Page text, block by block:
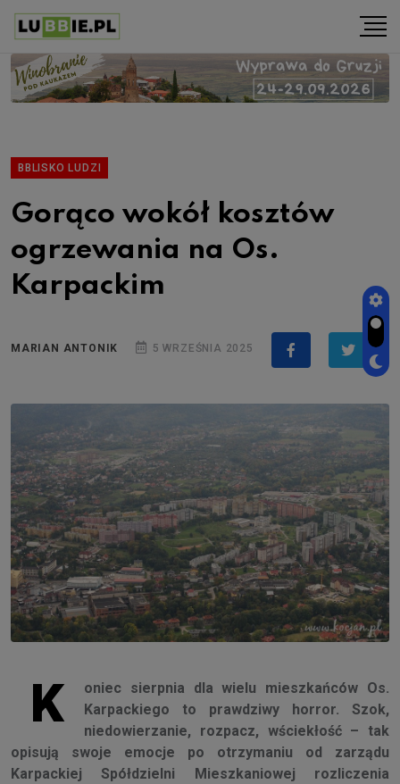
BBLISKO LUDZI
Gorąco wokół kosztów
ogrzewania na Os.
Karpackim
MARIAN ANTONIK 5 WRZEŚNIA 2025
K
oniec sierpnia dla wielu mieszkańców Os.
Karpackiego to prawdziwy horror. Szok,
niedowierzanie, rozpacz, wściekłość – tak
opisują swoje emocje po otrzymaniu od zarządu
Karpackiej Spółdzielni Mieszkaniowej rozliczenia